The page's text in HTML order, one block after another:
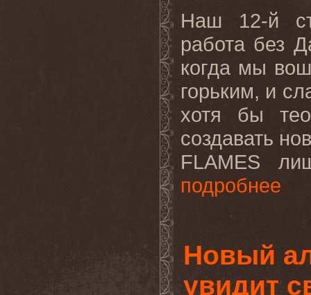
Наш 12-й
работа без
когда мы
горьким, и
хотя бы
создавать
FLAMES
подробнее
Новый
увидит